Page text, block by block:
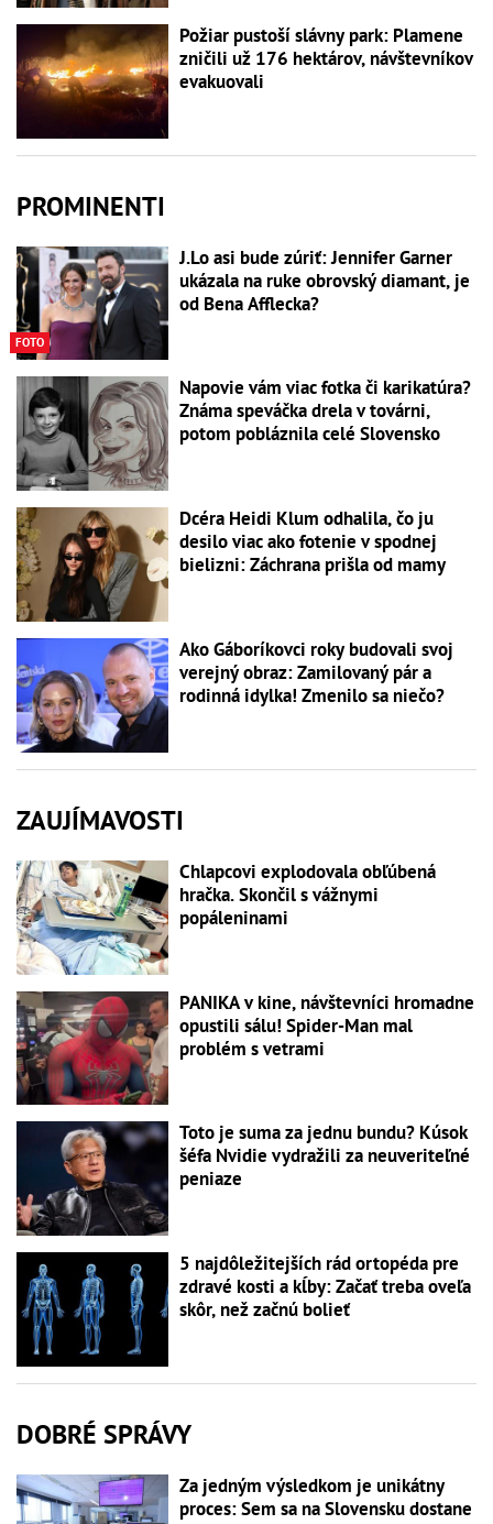
Požiar pustoší slávny park: Plamene
zničili už 176 hektárov, návštevníkov
evakuovali
PROMINENTI
FOTO
J.Lo asi bude zúriť: Jennifer Garner
ukázala na ruke obrovský diamant, je
od Bena Afflecka?
Napovie vám viac fotka či karikatúra?
Známa speváčka drela v továrni,
potom pobláznila celé Slovensko
Dcéra Heidi Klum odhalila, čo ju
desilo viac ako fotenie v spodnej
bielizni: Záchrana prišla od mamy
Ako Gáboríkovci roky budovali svoj
verejný obraz: Zamilovaný pár a
rodinná idylka! Zmenilo sa niečo?
ZAUJÍMAVOSTI
Chlapcovi explodovala obľúbená
hračka. Skončil s vážnymi
popáleninami
PANIKA v kine, návštevníci hromadne
opustili sálu! Spider-Man mal
problém s vetrami
Toto je suma za jednu bundu? Kúsok
šéfa Nvidie vydražili za neuveriteľné
peniaze
5 najdôležitejších rád ortopéda pre
zdravé kosti a kĺby: Začať treba oveľa
skôr, než začnú bolieť
DOBRÉ SPRÁVY
Za jedným výsledkom je unikátny
proces: Sem sa na Slovensku dostane